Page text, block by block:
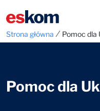
Strona główna ⁄ Pomoc dla
Pomoc dla